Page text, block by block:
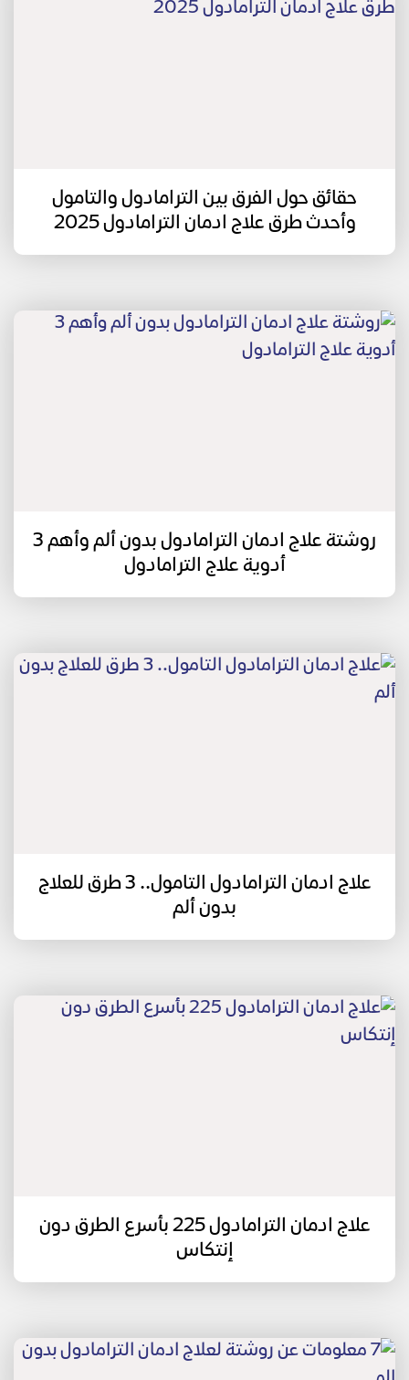
حقائق حول الفرق بين الترامادول والتامول
وأحدث طرق علاج ادمان الترامادول 2025
روشتة علاج ادمان الترامادول بدون ألم وأهم 3
أدوية علاج الترامادول
علاج ادمان الترامادول التامول.. 3 طرق للعلاج
بدون ألم
علاج ادمان الترامادول 225 بأسرع الطرق دون
إنتكاس